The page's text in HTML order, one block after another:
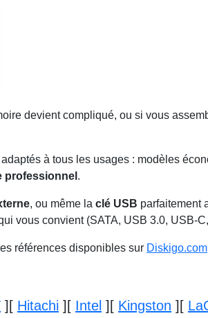
devient compliqué, ou si vous
à tous les usages : modèles
professionnel .
, ou même la clé USB parfaitement
vous convient (SATA, USB 3.0, USB-
références disponibles sur Diskigo.com
] [ Hitachi ] [ Intel ] [ Kingston ] [